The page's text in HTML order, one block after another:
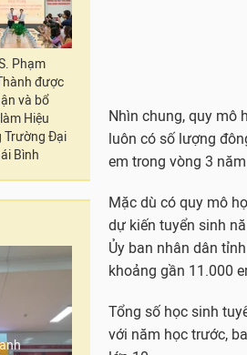
Phạm
được
và bổ
Hiệu
Trường Đại
Bình
với năm học trước,
lớp 10.
mới theo hệ công
Trong đó, học sinh
tăng 7.949 học sinh;